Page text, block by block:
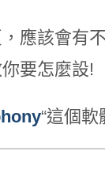
應該會有
要怎麼設!
“這個